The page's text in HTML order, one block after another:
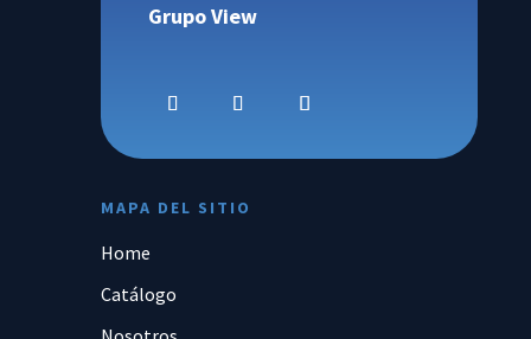
Grupo View
MAPA DEL SITIO
Home
Catálogo